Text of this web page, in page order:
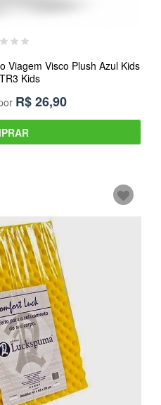
Viagem Visco Plush Azul Kids
Kids
R$26,90